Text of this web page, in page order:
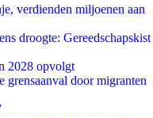
verdienden miljoenen aan
droogte: Gereedschapskist
2028 opvolgt
grensaanval door migranten